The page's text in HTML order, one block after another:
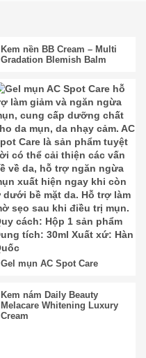
Kem nền BB Cream – Multi
Gradation Blemish Balm
Gel mụn AC Spot Care
Kem nám Daily Beauty
Melacare Whitening Luxury
Cream